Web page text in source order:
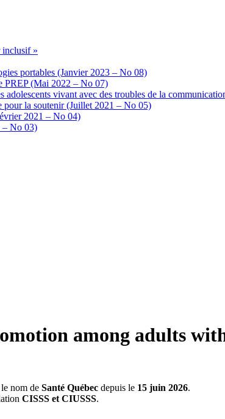
inclusif »
portables (Janvier 2023 – No 08)
PREP (Mai 2022 – No 07)
vivant avec des troubles de la
pour la soutenir (Juillet 2021 – No 05)
2021 – No 04)
– No 03)
among adults
nom de Santé Québec depuis le 15 juin 2026.
CISSS et CIUSSS.